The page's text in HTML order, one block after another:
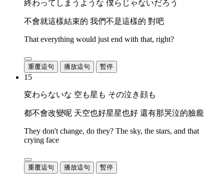
終わってしまうような 僕らじゃないだろう
不會就這樣結束的 我們不是這樣的 對吧
That everything would just end with that, right?
重覆這句 播放這句 暫停
15
変わらないな 空も星も その泣き顔も
都不會改變呢 天空也好星星也好 還有那哭泣的臉龐
They don't change, do they? The sky, the stars, and that
crying face
重覆這句 播放這句 暫停